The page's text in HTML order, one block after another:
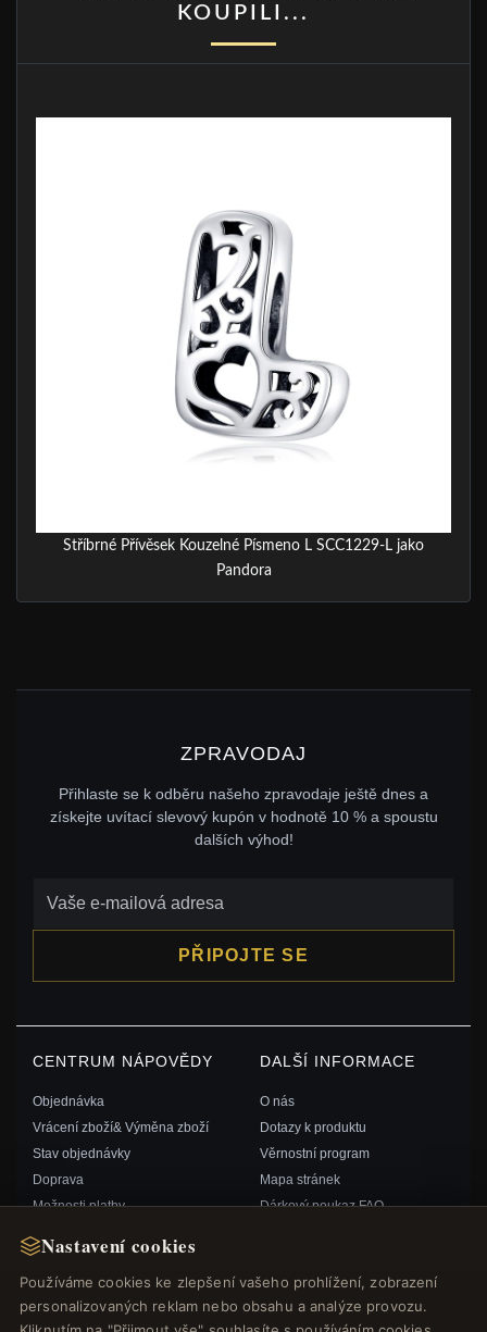
Nastavení cookies
Používáme cookies ke zlepšení vašeho prohlížení, zobrazení
personalizovaných reklam nebo obsahu a analýze provozu.
KOUPILI...
Stříbrné Přívěsek Kouzelné Písmeno L SCC1229-L jako
Pandora
ZPRAVODAJ
Přihlaste se k odběru našeho zpravodaje ještě dnes a
získejte uvítací slevový kupón v hodnotě 10 % a spoustu
dalších výhod!
PŘIPOJTE SE
CENTRUM NÁPOVĚDY
Objednávka
Vrácení zboží& Výměna zboží
Stav objednávky
Doprava
Možnosti platby
Kontaktujte nás
DALŠÍ INFORMACE
O nás
Dotazy k produktu
Věrnostní program
Mapa stránek
Dárkový poukaz FAQ
RYCHLÉ ODKAZY SLEDUJTE NÁS